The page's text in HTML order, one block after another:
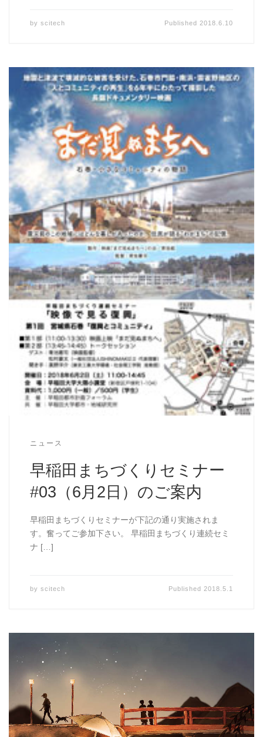
by scitech Published 2018.6.10
ニュース
早稲田まちづくりセミナー
#03（6月2日）のご案内
早稲田まちづくりセミナーが下記の通り実施されま
す。奮ってご参加下さい。 早稲田まちづくり連続セミ
ナ […]
by scitech Published 2018.5.1